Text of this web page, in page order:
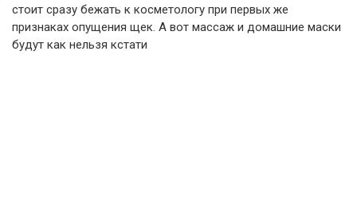
стоит сразу бежать к косметологу при первых же
признаках опущения щек. А вот массаж и домашние маски
будут как нельзя кстати